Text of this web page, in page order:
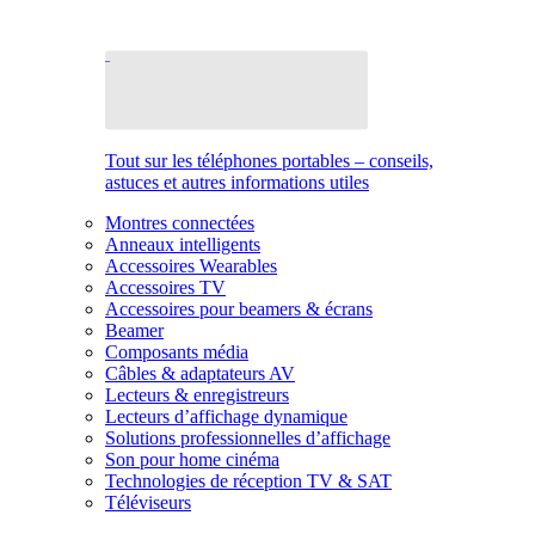
Tout sur les téléphones portables – conseils,
astuces et autres informations utiles
Montres connectées
Anneaux intelligents
Accessoires Wearables
Accessoires TV
Accessoires pour beamers & écrans
Beamer
Composants média
Câbles & adaptateurs AV
Lecteurs & enregistreurs
Lecteurs d’affichage dynamique
Solutions professionnelles d’affichage
Son pour home cinéma
Technologies de réception TV & SAT
Téléviseurs